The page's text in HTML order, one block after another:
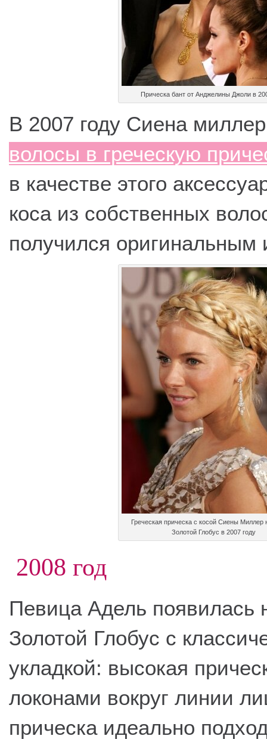
Прическа бант от Анджелины Джоли в
В 2007 году Сиена
волосы в греческую
в качестве этого
коса из собственных
получился оригинальным
Греческая прическа с косой Сиены Миллер
Золотой Глобус в 2007 году
2008 год
Певица Адель появилась
Золотой Глобус с
укладкой: высокая
локонами вокруг линии
прическа идеально